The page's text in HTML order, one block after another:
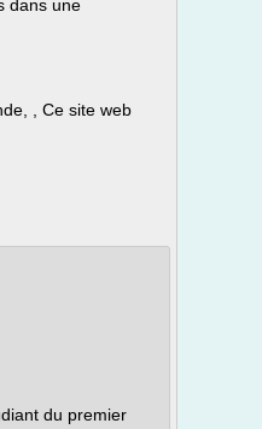
dans une
, Ce site web
du premier